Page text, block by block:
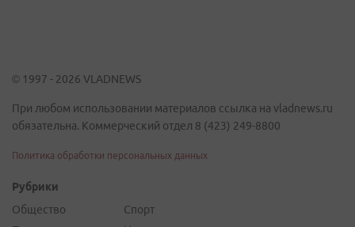
© 1997 - 2026 VLADNEWS
При любом использовании материалов ссылка на vladnews.ru
обязательна. Коммерческий отдел 8 (423) 249-8800
Политика обработки персональных данных
Рубрики
Общество
Спорт